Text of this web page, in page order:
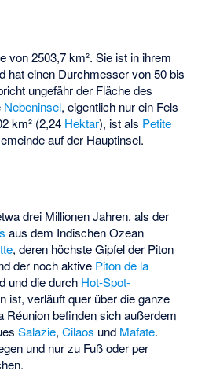
von 2503,7 km². Sie ist in ihrem
hat einen Durchmesser von 50 bis
ungefähr der Fläche des
Nebeninsel, eigentlich nur ein Fels
km² (2,24 Hektar), ist als Petite
auf der Hauptinsel.
drei Millionen Jahren, als der
aus dem Indischen Ozean
, deren höchste Gipfel der Piton
der noch aktive Piton de la
und die durch Hot-Spot-
ist, verläuft quer über die ganze
Réunion befinden sich außerdem
Salazie,Cilaos und Mafate.
und nur zu Fuß oder per